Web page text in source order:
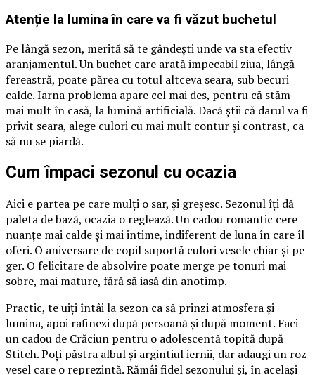
Atenție la lumina în care va fi văzut buchetul
Pe lângă sezon, merită să te gândești unde va sta efectiv
aranjamentul. Un buchet care arată impecabil ziua, lângă
fereastră, poate părea cu totul altceva seara, sub becuri
calde. Iarna problema apare cel mai des, pentru că stăm
mai mult în casă, la lumină artificială. Dacă știi că darul va fi
privit seara, alege culori cu mai mult contur și contrast, ca
să nu se piardă.
Cum împaci sezonul cu ocazia
Aici e partea pe care mulți o sar, și greșesc. Sezonul îți dă
paleta de bază, ocazia o reglează. Un cadou romantic cere
nuanțe mai calde și mai intime, indiferent de luna în care îl
oferi. O aniversare de copil suportă culori vesele chiar și pe
ger. O felicitare de absolvire poate merge pe tonuri mai
sobre, mai mature, fără să iasă din anotimp.
Practic, te uiți întâi la sezon ca să prinzi atmosfera și
lumina, apoi rafinezi după persoană și după moment. Faci
un cadou de Crăciun pentru o adolescentă topită după
Stitch. Poți păstra albul și argintiul iernii, dar adaugi un roz
vesel care o reprezintă. Rămâi fidel sezonului și, în același